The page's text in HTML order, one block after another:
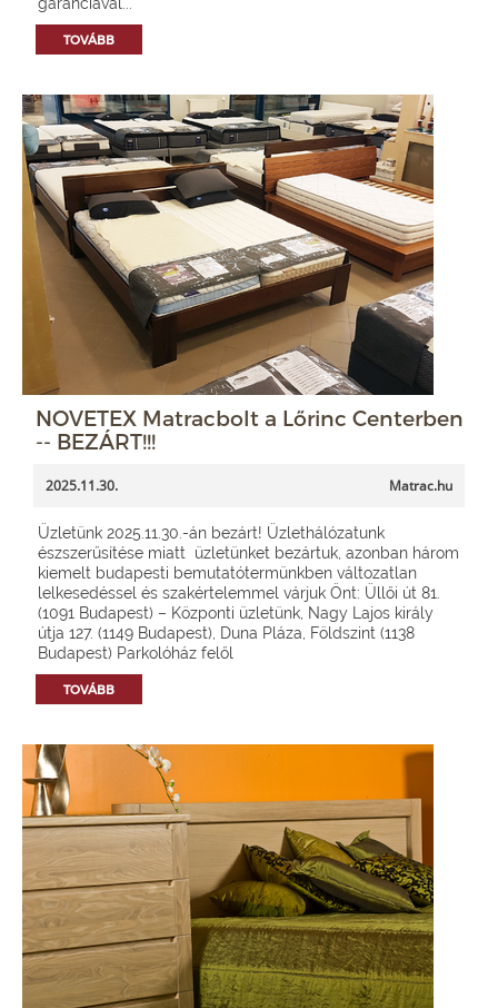
TOVÁBB
NOVETEX Matracbolt a Lőrinc Centerben
-- BEZÁRT!!!
2025.11.30. Matrac.hu
Üzletünk 2025.11.30.-án bezárt! Üzlethálózatunk
észszerűsítése miatt üzletünket bezártuk, azonban három
kiemelt budapesti bemutatótermünkben változatlan
lelkesedéssel és szakértelemmel várjuk Önt: Üllői út 81.
(1091 Budapest) – Központi üzletünk, Nagy Lajos király
útja 127. (1149 Budapest), Duna Pláza, Földszint (1138
Budapest) Parkolóház felől
TOVÁBB